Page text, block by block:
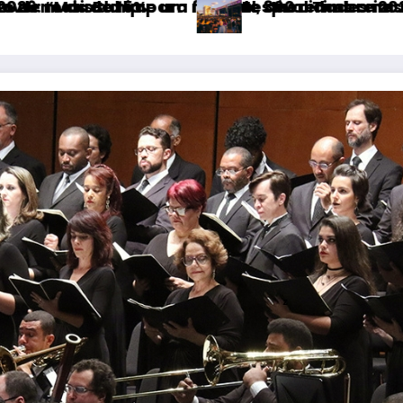
neste domingo (9)
criar um encontro que transforme
2026 transforma Uberlândia na
Tudo